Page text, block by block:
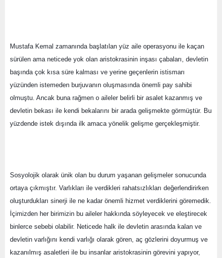
Mustafa Kemal zamanında başlatılan yüz aile operasyonu ile kaçan
sürülen ama neticede yok olan aristokrasinin inşası çabaları, devletin
başında çok kısa süre kalması ve yerine geçenlerin istismarı
yüzünden istemeden burjuvanın oluşmasında önemli pay sahibi
olmuştu. Ancak buna rağmen o aileler belirli bir asalet kazanmış ve
devletin bekası ile kendi bekalarını bir arada gelişmekte görmüştür. Bu
yüzdende istek dışında ilk amaca yönelik gelişme gerçekleşmiştir.
Sosyolojik olarak ünik olan bu durum yaşanan gelişmeler sonucunda
ortaya çıkmıştır. Varlıkları ile verdikleri rahatsızlıkları değerlendirirken
oluşturdukları sinerji ile ne kadar önemli hizmet verdiklerini göremedik.
İçimizden her birimizin bu aileler hakkında söyleyecek ve eleştirecek
binlerce sebebi olabilir. Neticede halk ile devletin arasında kalan ve
devletin varlığını kendi varlığı olarak gören, aç gözlerini doyurmuş ve
kazanılmış asaletleri ile bu insanlar aristokrasinin görevini yapıyor,